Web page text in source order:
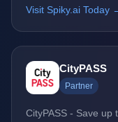
Visit Spiky.ai Today
CityPASS
Partner
CityPASS - Save up